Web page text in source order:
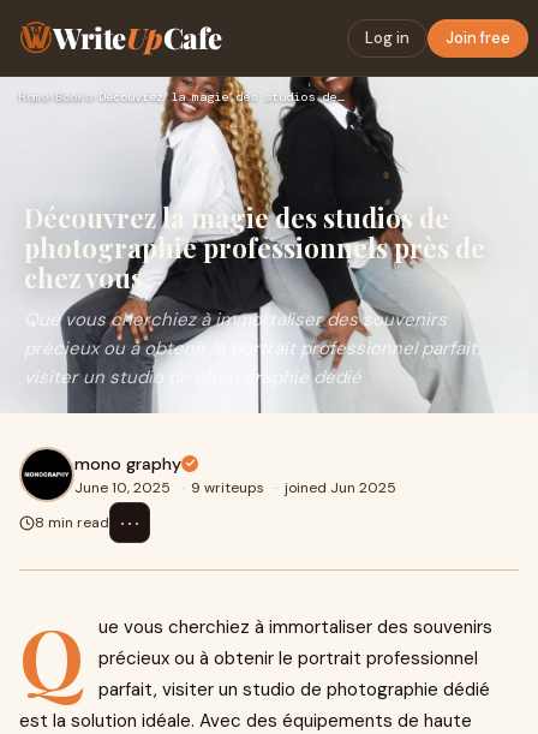
WriteUpCafe Log in Join free
Home› Books› Découvrez la magie des studios de photographie professionnel…
Découvrez la magie des studios de
photographie professionnels près de
chez vous
Que vous cherchiez à immortaliser des souvenirs
précieux ou à obtenir le portrait professionnel parfait,
visiter un studio de photographie dédié
mono graphy
June 10, 2025 · 9 writeups · joined Jun 2025
8 min read
⋯
Q
ue vous cherchiez à immortaliser des souvenirs
précieux ou à obtenir le portrait professionnel
parfait, visiter un studio de photographie dédié
est la solution idéale. Avec des équipements de haute